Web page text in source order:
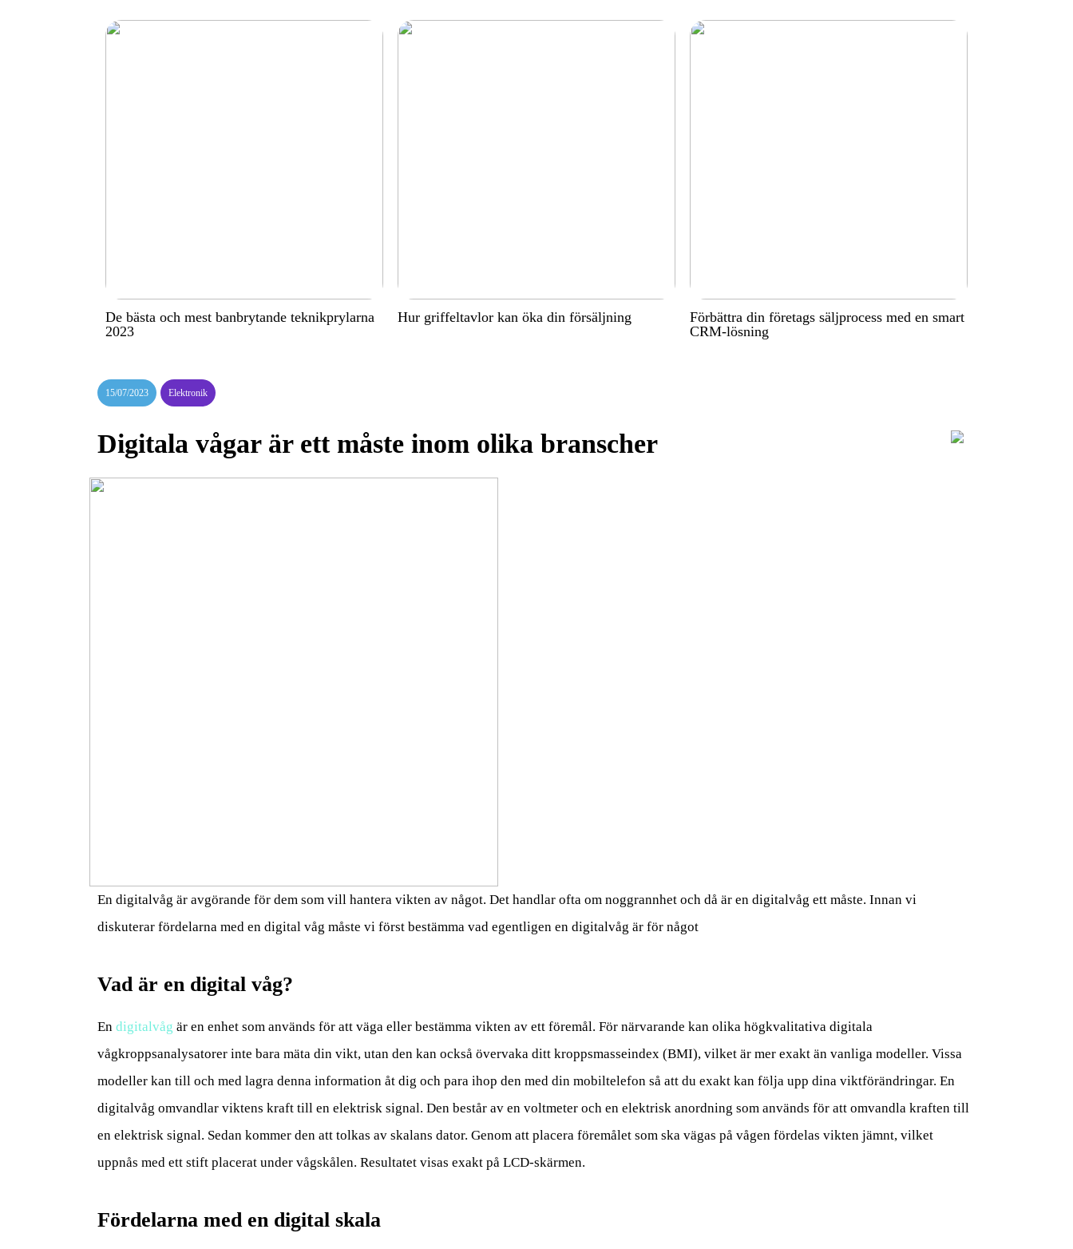
De bästa och mest banbrytande teknikprylarna
2023
Hur griffeltavlor kan öka din försäljning
Förbättra din företags säljprocess med en smart
CRM-lösning
15/07/2023 Elektronik
Digitala vågar är ett måste inom olika branscher
En digitalvåg är avgörande för dem som vill hantera vikten av något. Det handlar ofta om noggrannhet och då är en digitalvåg ett måste. Innan vi
diskuterar fördelarna med en digital våg måste vi först bestämma vad egentligen en digitalvåg är för något
Vad är en digital våg?
En digitalvåg är en enhet som används för att väga eller bestämma vikten av ett föremål. För närvarande kan olika högkvalitativa digitala
vågkroppsanalysatorer inte bara mäta din vikt, utan den kan också övervaka ditt kroppsmasseindex (BMI), vilket är mer exakt än vanliga modeller. Vissa
modeller kan till och med lagra denna information åt dig och para ihop den med din mobiltelefon så att du exakt kan följa upp dina viktförändringar. En
digitalvåg omvandlar viktens kraft till en elektrisk signal. Den består av en voltmeter och en elektrisk anordning som används för att omvandla kraften till
en elektrisk signal. Sedan kommer den att tolkas av skalans dator. Genom att placera föremålet som ska vägas på vågen fördelas vikten jämnt, vilket
uppnås med ett stift placerat under vågskålen. Resultatet visas exakt på LCD-skärmen.
Fördelarna med en digital skala